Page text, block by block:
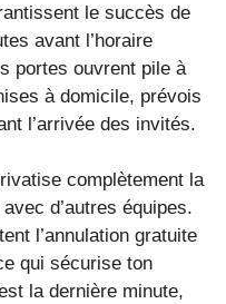
le succès de
avant l’horaire
portes ouvrent pile à
à domicile, prévois
l’arrivée des invités.
complètement la
d’autres équipes.
l’annulation gratuite
qui sécurise ton
la dernière minute,